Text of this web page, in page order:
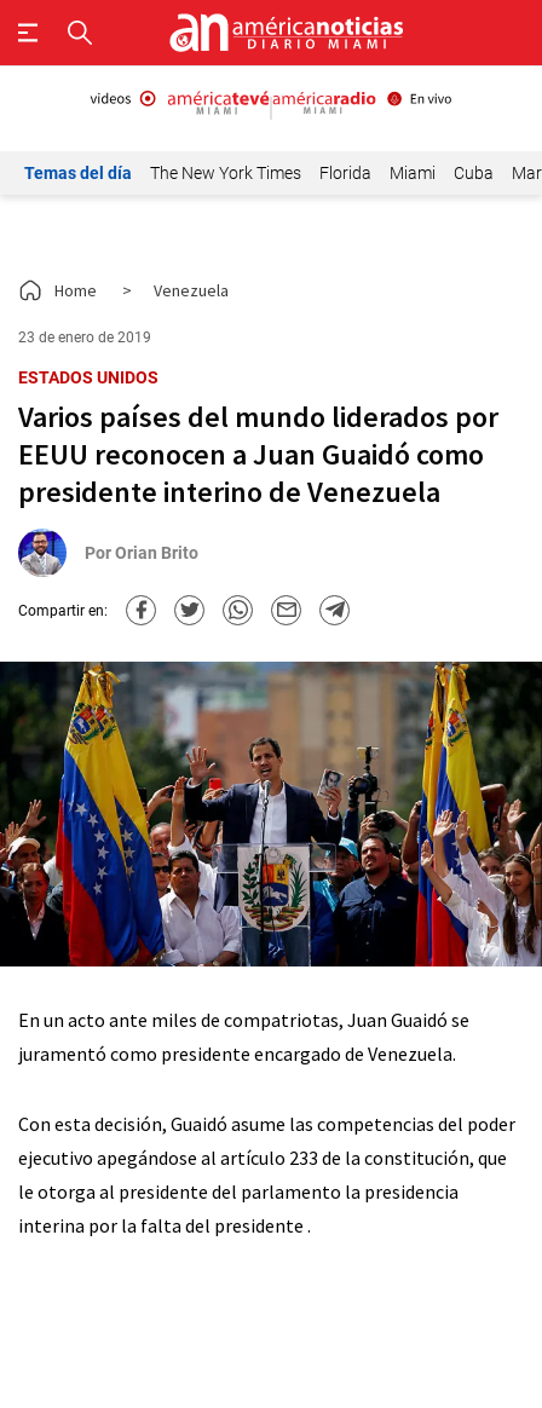
Temas del día The New York Times Florida Miami Cuba
Home > Venezuela
23 de enero de 2019
ESTADOS UNIDOS
Varios países del mundo liderados por
EEUU reconocen a Juan Guaidó como
presidente interino de Venezuela
PorOrian Brito
Compartir en:
En un acto ante miles de compatriotas, Juan Guaidó se
juramentó como presidente encargado de Venezuela.
Con esta decisión, Guaidó asume las competencias del poder
ejecutivo apegándose al artículo 233 de la constitución, que
le otorga al presidente del parlamento la presidencia
interina por la falta del presidente .